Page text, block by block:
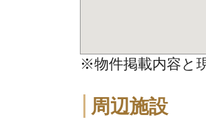
※物件掲載内容と
周辺施設